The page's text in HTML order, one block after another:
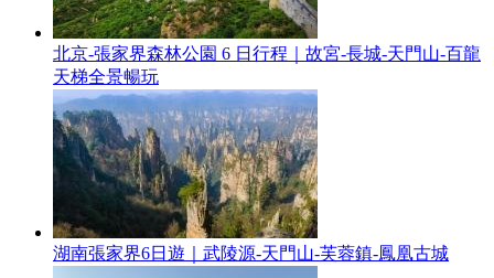
北京-張家界森林公園 6 日行程｜故宮-長城-天門山-百龍
天梯全景暢玩
湖南張家界6日遊｜武陵源-天門山-芙蓉鎮-鳳凰古城